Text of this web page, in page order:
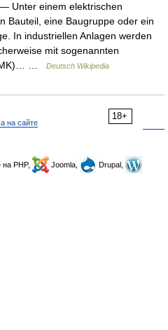
— Unter einem elektrischen
Bauteil, eine Baugruppe oder ein
In industriellen Anlagen werden
mit sogenannten
…
Deutsch Wikipedia
18+
на сайте
на PHP, Joomla,
Drupal,